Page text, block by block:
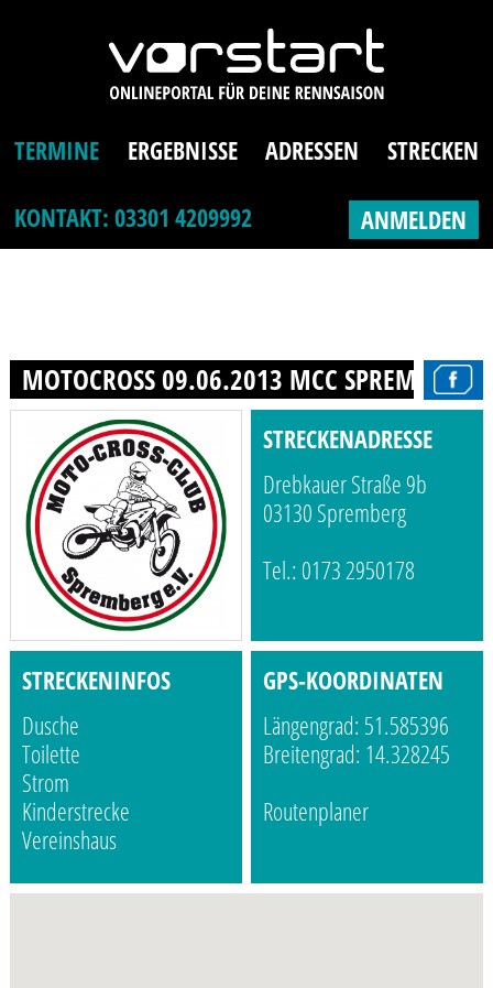
TERMINE ERGEBNISSE ADRESSEN
STRECKEN
KONTAKT: 03301 4209992
ANMELDEN
MOTOCROSS 09.06.2013 MCC SPREMBERG
STRECKENADRESSE
Drebkauer Straße 9b
03130 Spremberg
Tel.: 0173 2950178
STRECKENINFOS
Dusche
Toilette
Strom
Kinderstrecke
Vereinshaus
GPS-KOORDINATEN
Längengrad: 51.585396
Breitengrad: 14.328245
Routenplaner